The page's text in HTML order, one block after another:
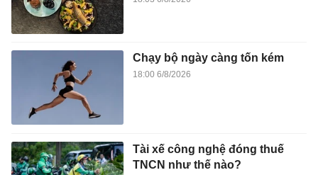
Chạy bộ ngày càng tốn kém
18:00 6/8/2026
Tài xế công nghệ đóng thuế
TNCN như thế nào?